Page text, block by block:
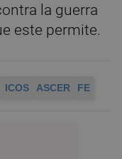
la guerra
este permite.
ICOS ASCER FE